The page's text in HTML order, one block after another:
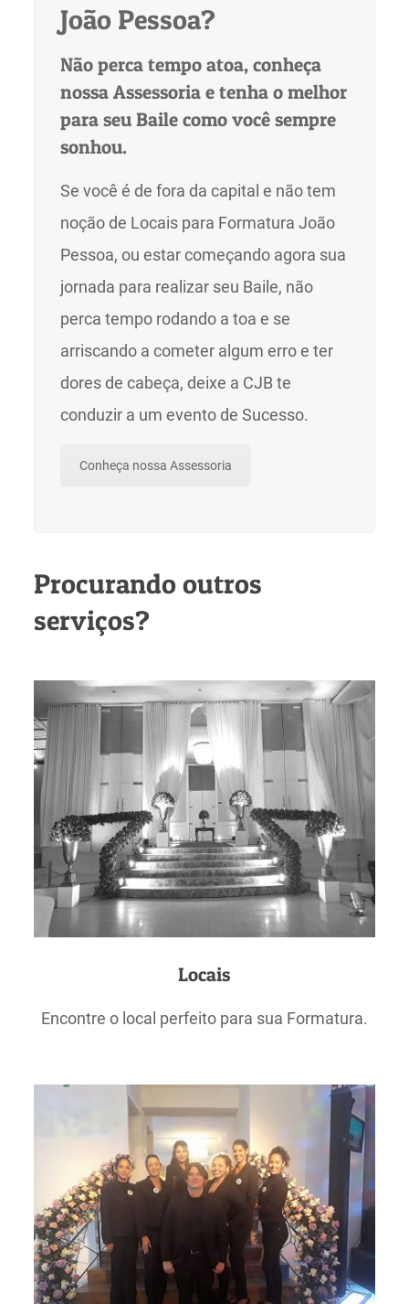
João Pessoa?
Não perca tempo atoa, conheça
nossa Assessoria e tenha o melhor
para seu Baile como você sempre
sonhou.
Se você é de fora da capital e não tem
noção de Locais para Formatura João
Pessoa, ou estar começando agora sua
jornada para realizar seu Baile, não
perca tempo rodando a toa e se
arriscando a cometer algum erro e ter
dores de cabeça, deixe a CJB te
conduzir a um evento de Sucesso.
Conheça nossa Assessoria
Procurando outros
serviços?
Locais
Encontre o local perfeito para sua Formatura.